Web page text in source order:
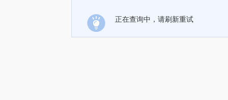
正在查询中，请刷新重试